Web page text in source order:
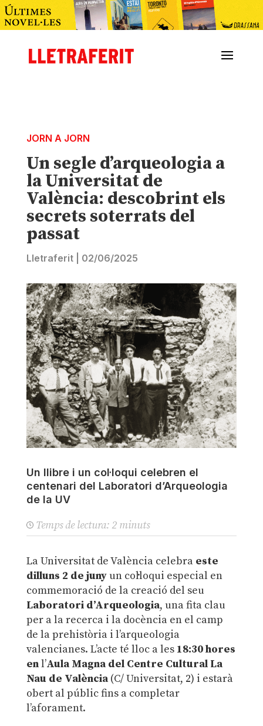
JORN A JORN
Un segle d’arqueologia a
la Universitat de
València: descobrint els
secrets soterrats del
passat
Lletraferit| 02/06/2025
Un llibre i un col·loqui celebren el
centenari del Laboratori d’Arqueologia
de la UV
Temps de lectura: 2 minuts
La Universitat de València celebra este
dilluns 2 de juny un col·loqui especial en
commemoració de la creació del seu
Laboratori d’Arqueologia, una fita clau
per a la recerca i la docència en el camp
de la prehistòria i l’arqueologia
valencianes. L’acte té lloc a les 18:30 hores
enl’Aula Magna del Centre Cultural La
Nau de València(C/ Universitat, 2) i estarà
obert al públic fins a completar
l’aforament.